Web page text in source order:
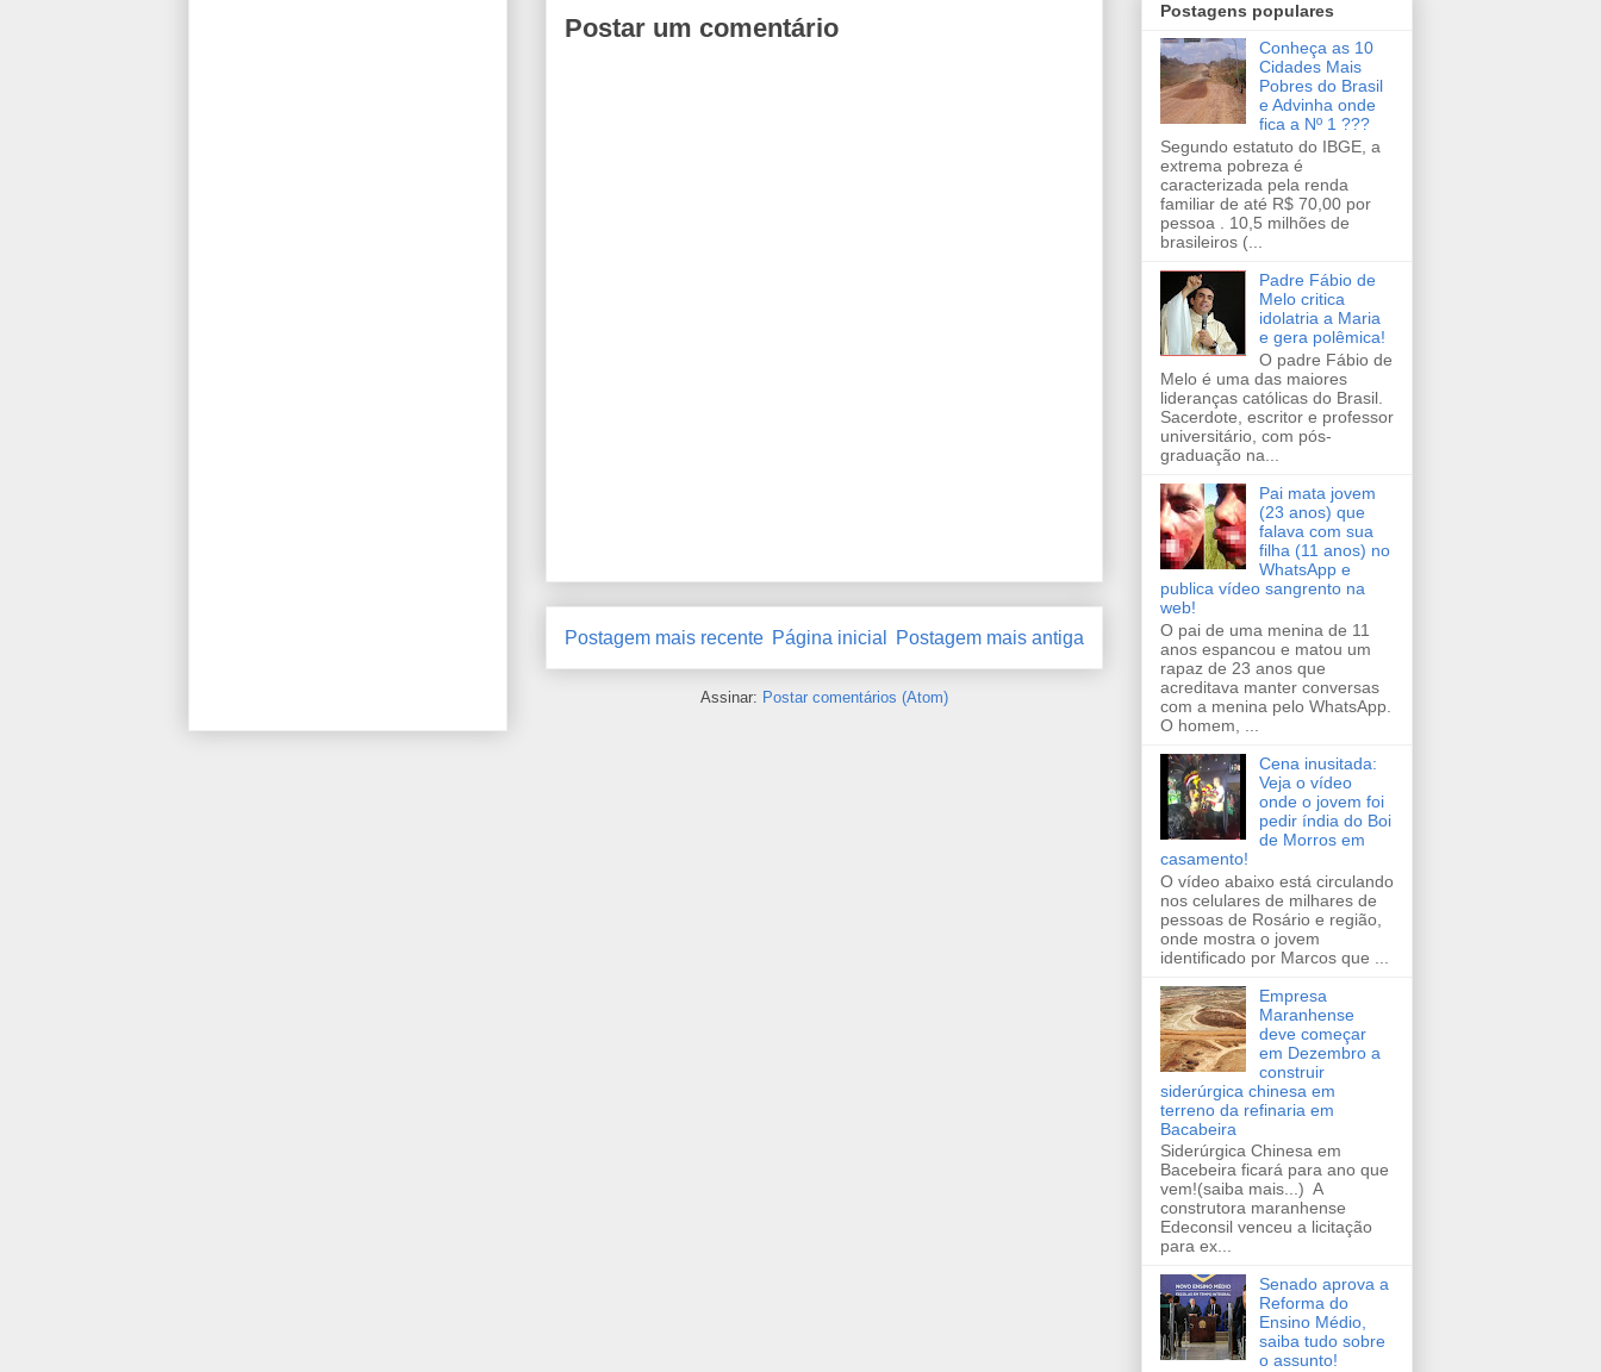
Postar um comentário
Postagem mais recente Postagem mais antiga
Página inicial
Assinar: Postar comentários (Atom)
Postagens populares
Conheça as 10
Cidades Mais
Pobres do Brasil
e Advinha onde
fica a Nº 1 ???
Segundo estatuto do IBGE, a
extrema pobreza é
caracterizada pela renda
familiar de até R$ 70,00 por
pessoa . 10,5 milhões de
brasileiros (...
Padre Fábio de
Melo critica
idolatria a Maria
e gera polêmica!
O padre Fábio de
Melo é uma das maiores
lideranças católicas do Brasil.
Sacerdote, escritor e professor
universitário, com pós-
graduação na...
Pai mata jovem
(23 anos) que
falava com sua
filha (11 anos) no
WhatsApp e
publica vídeo sangrento na
web!
O pai de uma menina de 11
anos espancou e matou um
rapaz de 23 anos que
acreditava manter conversas
com a menina pelo WhatsApp.
O homem, ...
Cena inusitada:
Veja o vídeo
onde o jovem foi
pedir índia do Boi
de Morros em
casamento!
O vídeo abaixo está circulando
nos celulares de milhares de
pessoas de Rosário e região,
onde mostra o jovem
identificado por Marcos que ...
Empresa
Maranhense
deve começar
em Dezembro a
construir
siderúrgica chinesa em
terreno da refinaria em
Bacabeira
Siderúrgica Chinesa em
Bacebeira ficará para ano que
vem!(saiba mais...) A
construtora maranhense
Edeconsil venceu a licitação
para ex...
Senado aprova a
Reforma do
Ensino Médio,
saiba tudo sobre
o assunto!